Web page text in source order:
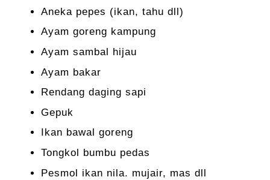
Aneka pepes (ikan, tahu dll)
Ayam goreng kampung
Ayam sambal hijau
Ayam bakar
Rendang daging sapi
Gepuk
Ikan bawal goreng
Tongkol bumbu pedas
Pesmol ikan nila. mujair, mas dll